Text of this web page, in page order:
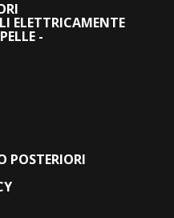
ELETTRICAMENTE
-
POSTERIORI